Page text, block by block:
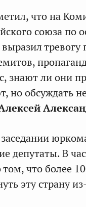
что на
союза по
тревогу
знают ли они
но обсуждать
депутаты. В
том, что более
эту страну